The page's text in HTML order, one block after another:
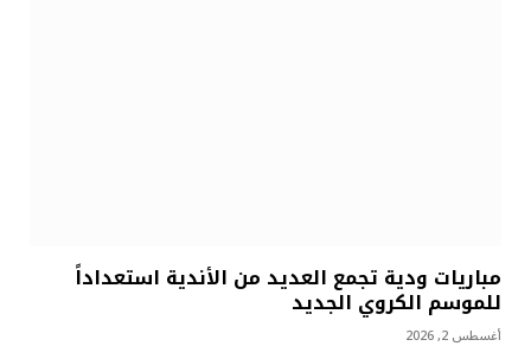
مباريات ودية تجمع العديد من الأندية استعداداً
للموسم الكروي الجديد
أغسطس 2, 2026